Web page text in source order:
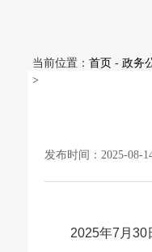
当前位置： 首页 - 政务
>
发布时间：2025-08-
2025年7 月 30